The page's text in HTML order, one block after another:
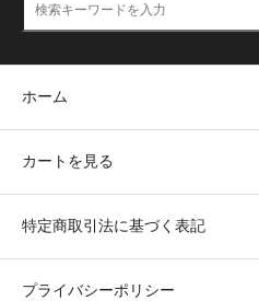
ホーム
カートを見る
特定商取引法に基づく表記
プライバシーポリシー